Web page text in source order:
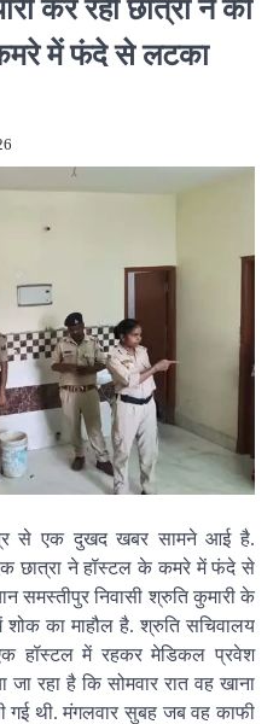
में फंदे से लटका
से एक दुखद खबर सामने आई है.
एक छात्रा ने हॉस्टल के कमरे में फंदे से
समस्तीपुर निवासी श्रुति कुमारी के
का माहौल है. श्रुति सचिवालय
हॉस्टल में रहकर मेडिकल प्रवेश
जा रहा है कि सोमवार रात वह खाना
थी. मंगलवार सुबह जब वह काफी